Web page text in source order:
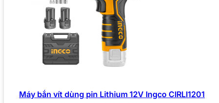
Máy bắn vít dùng pin Lithium 12V Ingco CIRLI1201